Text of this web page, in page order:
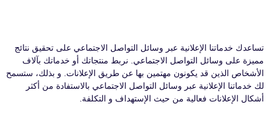
تساعدك خدماتنا الإعلانية عبر وسائل التواصل الاجتماعي على تحقيق نتائج
مميزة على وسائل التواصل الاجتماعي. نربط منتجاتك أو خدماتك بآلاف
الأشخاص الذين قد يكونون مهتمين بها عن طريق الإعلانات. و بذلك، ستسمح
لك خدماتنا الإعلانية عبر وسائل التواصل الاجتماعي بالاستفادة من أكثر
أشكال الإعلانات فعالية من حيث الإستهداف و التكلفة.